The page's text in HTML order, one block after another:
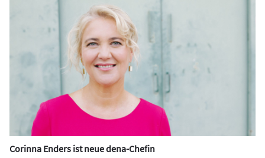
Corinna Enders ist neue dena-Chefin